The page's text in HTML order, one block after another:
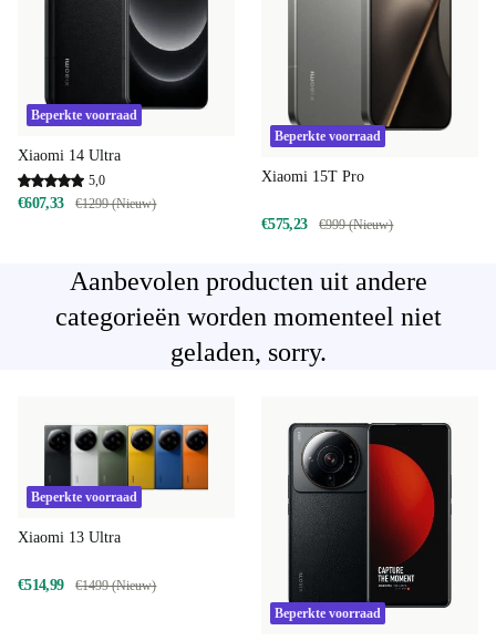
Beperkte voorraad
Xiaomi 14 Ultra
5,0
€607,33 €1299 (Nieuw)
Beperkte voorraad
Xiaomi 15T Pro
€575,23 €999 (Nieuw)
Aanbevolen producten uit andere
categorieën worden momenteel niet
geladen, sorry.
Beperkte voorraad
Xiaomi 13 Ultra
€514,99
€1499 (Nieuw)
Beperkte voorraad